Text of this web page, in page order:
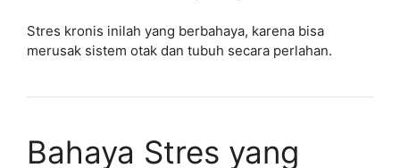
Stres kronis inilah yang berbahaya, karena bisa
merusak sistem otak dan tubuh secara perlahan.
Bahaya Stres yang